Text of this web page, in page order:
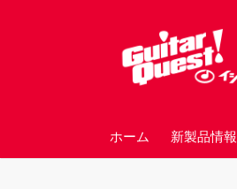
ホーム 新製品情報